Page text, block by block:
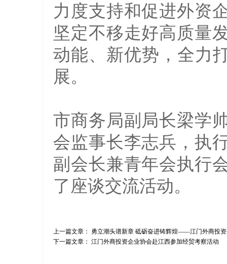
力度支持和促进外资
坚定不移走好高质量
动能、新优势，全力
展。
市商务局副局长梁学
会监事长李志兵，执
副会长兼青年会执行
了座谈交流活动。
上一篇文章： 勇立潮头谱新章 砥砺奋进铸辉煌——江门外商投资
下一篇文章： 江门外商投资企业协会赴江西参加经贸考察活动